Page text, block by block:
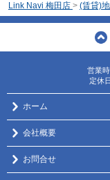
Link Navi 梅田店 > (賃貸)
営業
定休
ホーム
会社概要
お問合せ